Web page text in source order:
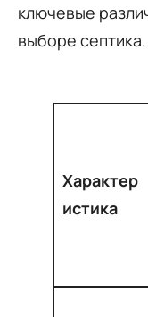
ключевые
выборе септика.
Характер
истика